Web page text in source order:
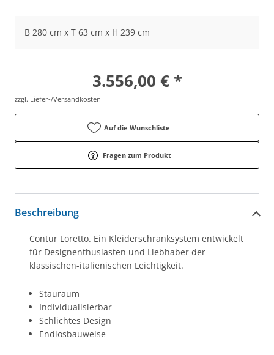
B 280 cm x T 63 cm x H 239 cm
3.556,00 € *
zzgl. Liefer-/Versandkosten
Auf die Wunschliste
Fragen zum Produkt
Beschreibung
Contur Loretto. Ein Kleiderschranksystem entwickelt
für Designenthusiasten und Liebhaber der
klassischen-italienischen Leichtigkeit.
Stauraum
Individualisierbar
Schlichtes Design
Endlosbauweise